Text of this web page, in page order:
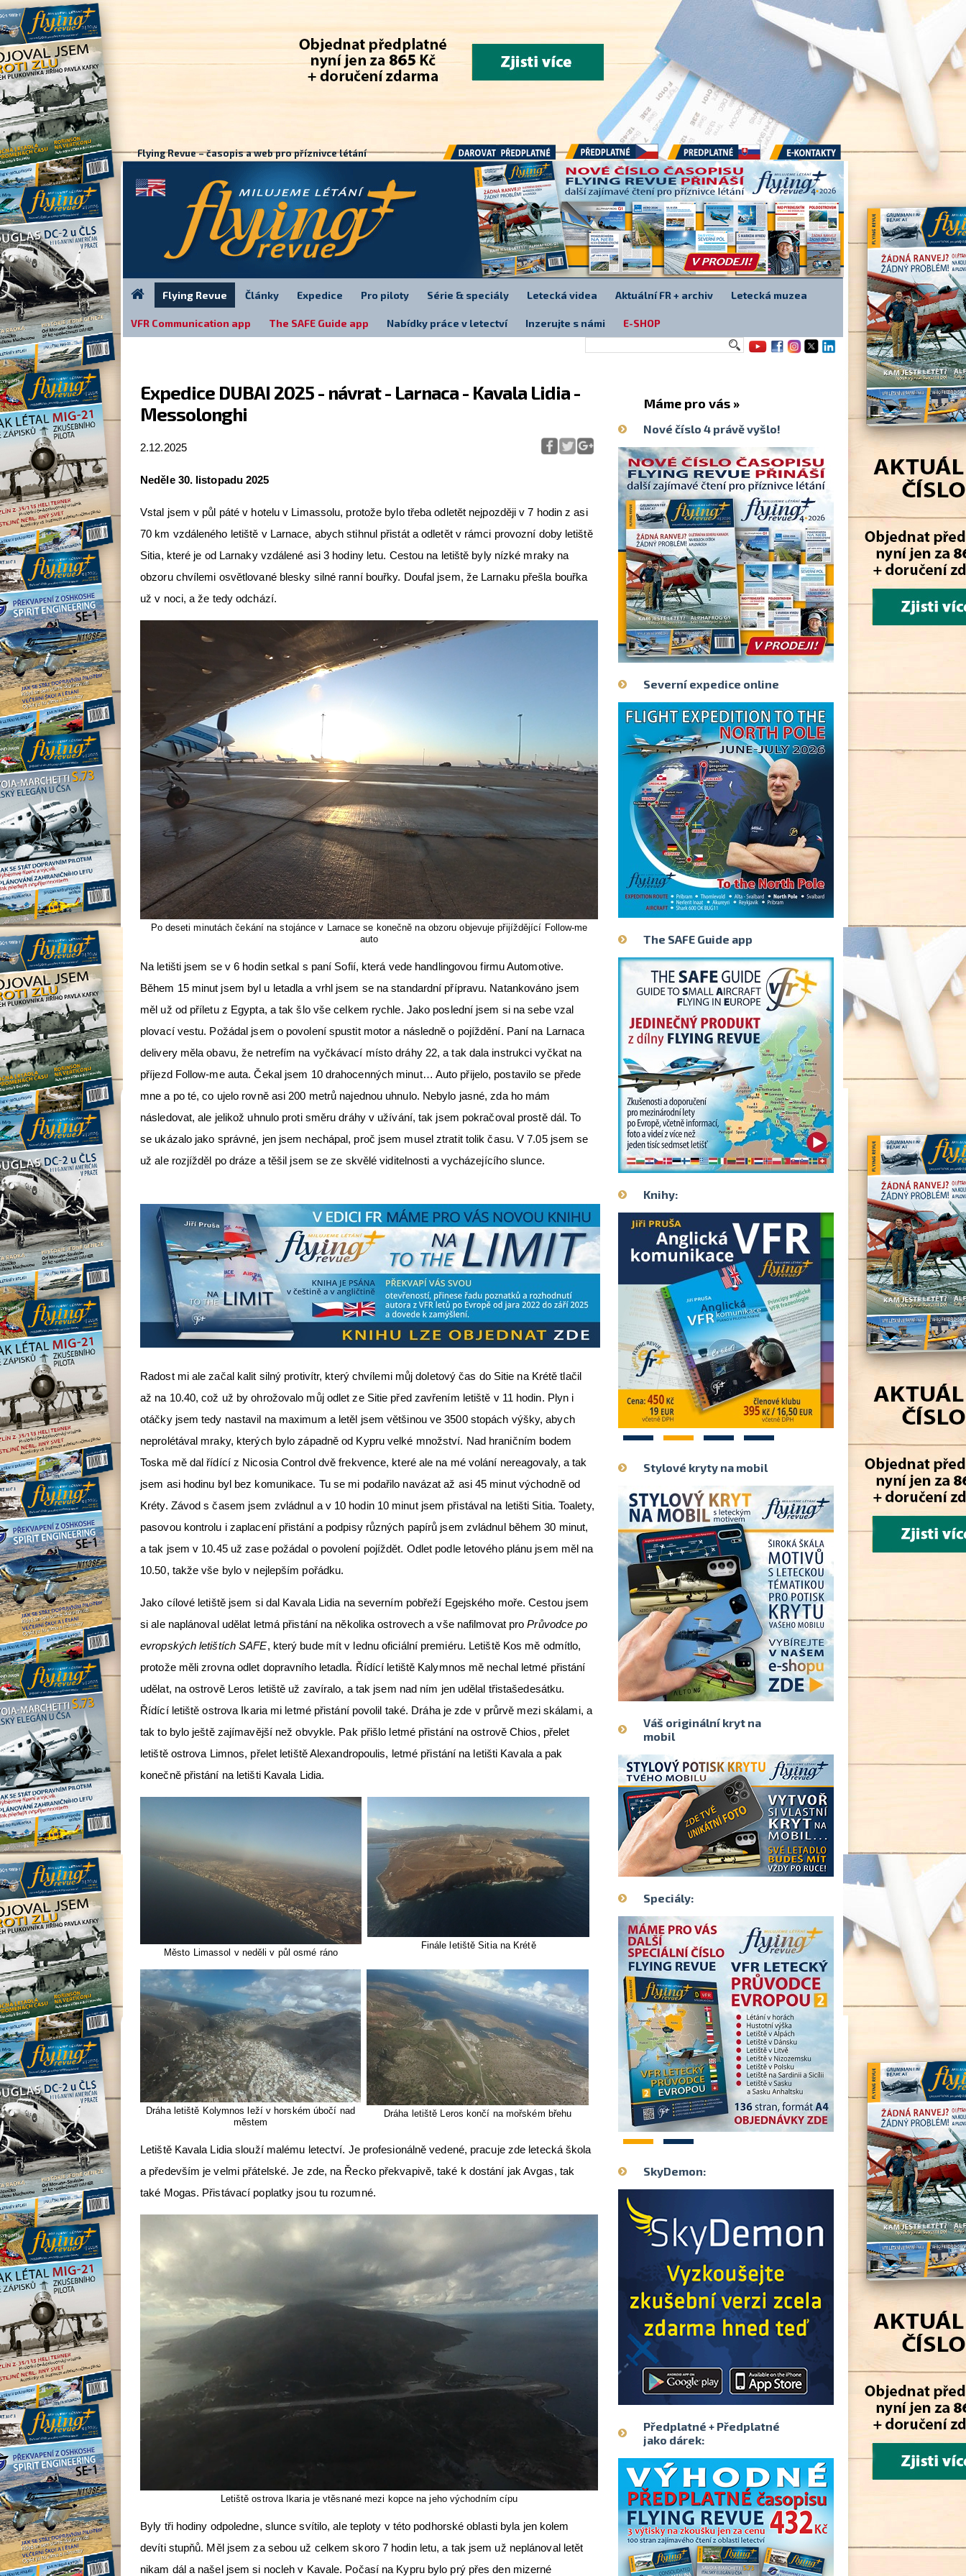
Expedice DUBAI 2025 - návrat - Larnaca - Kavala Lidia -
Messolonghi
2.12.2025
Neděle 30. listopadu 2025
Vstal jsem v půl páté v hotelu v Limassolu, protože bylo třeba odletět nejpozději v 7 hodin z asi
70 km vzdáleného letiště v Larnace, abych stihnul přistát a odletět v rámci provozní doby letiště
Sitia, které je od Larnaky vzdálené asi 3 hodiny letu. Cestou na letiště byly nízké mraky na
obzoru chvílemi osvětlované blesky silné ranní bouřky. Doufal jsem, že Larnaku přešla bouřka
už v noci, a že tedy odchází.
Po deseti minutách čekání na stojánce v Larnace se konečně na obzoru objevuje přijíždějící Follow-me
auto
Na letišti jsem se v 6 hodin setkal s paní Sofií, která vede handlingovou firmu Automotive.
Během 15 minut jsem byl u letadla a vrhl jsem se na standardní přípravu. Natankováno jsem
měl už od příletu z Egypta, a tak šlo vše celkem rychle. Jako poslední jsem si na sebe vzal
plovací vestu. Požádal jsem o povolení spustit motor a následně o pojíždění. Paní na Larnaca
delivery měla obavu, že netrefím na vyčkávací místo dráhy 22, a tak dala instrukci vyčkat na
příjezd Follow-me auta. Čekal jsem 10 drahocenných minut… Auto přijelo, postavilo se přede
mne a po té, co ujelo rovně asi 200 metrů najednou uhnulo. Nebylo jasné, zda ho mám
následovat, ale jelikož uhnulo proti směru dráhy v užívání, tak jsem pokračoval prostě dál. To
se ukázalo jako správné, jen jsem nechápal, proč jsem musel ztratit tolik času. V 7.05 jsem se
už ale rozjížděl po dráze a těšil jsem se ze skvělé viditelnosti a vycházejícího slunce.
Radost mi ale začal kalit silný protivítr, který chvílemi můj doletový čas do Sitie na Krétě tlačil
až na 10.40, což už by ohrožovalo můj odlet ze Sitie před zavřením letiště v 11 hodin. Plyn i
otáčky jsem tedy nastavil na maximum a letěl jsem většinou ve 3500 stopách výšky, abych
neprolétával mraky, kterých bylo západně od Kypru velké množství. Nad hraničním bodem
Toska mě dal řídící z Nicosia Control dvě frekvence, které ale na mé volání nereagovaly, a tak
jsem asi hodinu byl bez komunikace. Tu se mi podařilo navázat až asi 45 minut východně od
Kréty. Závod s časem jsem zvládnul a v 10 hodin 10 minut jsem přistával na letišti Sitia. Toalety,
pasovou kontrolu i zaplacení přistání a podpisy různých papírů jsem zvládnul během 30 minut,
a tak jsem v 10.45 už zase požádal o povolení pojíždět. Odlet podle letového plánu jsem měl na
10.50, takže vše bylo v nejlepším pořádku.
Jako cílové letiště jsem si dal Kavala Lidia na severním pobřeží Egejského moře. Cestou jsem
si ale naplánoval udělat letmá přistání na několika ostrovech a vše nafilmovat proPrůvodce po
evropských letištích SAFE, který bude mít v lednu oficiální premiéru. Letiště Kos mě odmítlo,
protože měli zrovna odlet dopravního letadla. Řídící letiště Kalymnos mě nechal letmé přistání
udělat, na ostrově Leros letiště už zavíralo, a tak jsem nad ním jen udělal třistašedesátku.
Řídící letiště ostrova Ikaria mi letmé přistání povolil také. Dráha je zde v průrvě mezi skálami, a
tak to bylo ještě zajímavější než obvykle. Pak přišlo letmé přistání na ostrově Chios, přelet
letiště ostrova Limnos, přelet letiště Alexandropoulis, letmé přistání na letišti Kavala a pak
konečně přistání na letišti Kavala Lidia.
Město Limassol v neděli v půl osmé ráno
Finále letiště Sitia na Krétě
Dráha letiště Kolymnos leží v horském úbočí nad
městem
Dráha letiště Leros končí na mořském břehu
Letiště Kavala Lidia slouží malému letectví. Je profesionálně vedené, pracuje zde letecká škola
a především je velmi přátelské. Je zde, na Řecko překvapivě, také k dostání jak Avgas, tak
také Mogas. Přistávací poplatky jsou tu rozumné.
Letiště ostrova Ikaria je vtěsnané mezi kopce na jeho východním cípu
Byly tři hodiny odpoledne, slunce svítilo, ale teploty v této podhorské oblasti byla jen kolem
devíti stupňů. Měl jsem za sebou už celkem skoro 7 hodin letu, a tak jsem už neplánoval letět
nikam dál a našel jsem si nocleh v Kavale. Počasí na Kypru bylo prý přes den mizerné
Máme pro vás »
Nové číslo 4 právě vyšlo!
Severní expedice online
The SAFE Guide app
Knihy:
1 2 3 4
Stylové kryty na mobil
Váš originální kryt na
mobil
Speciály:
1 2
SkyDemon:
Předplatné + Předplatné
jako dárek:
Flying Revue – časopis a web pro příznivce létání
Darovat předplatné Předplatné Předplatné E-kontakty
Flying Revue Články Expedice Pro piloty Série & speciály Letecká videa Aktuální FR + archiv Letecká muzea
VFR Communication app The SAFE Guide app Nabídky práce v letectví Inzerujte s námi E-SHOP